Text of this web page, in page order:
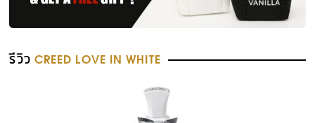
รีวิว CREED LOVE IN WHITE